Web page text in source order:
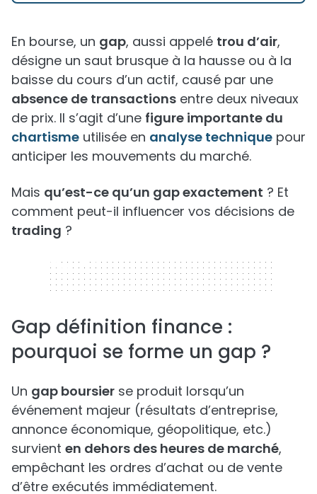
En bourse, un gap, aussi appelé trou d’air,
désigne un saut brusque à la hausse ou à la
baisse du cours d’un actif, causé par une
absence de transactions entre deux niveaux
de prix. Il s’agit d’une figure importante du
chartisme utilisée en analyse technique pour
anticiper les mouvements du marché.
Mais qu’est-ce qu’un gap exactement ? Et
comment peut-il influencer vos décisions de
trading ?
320 x 50
Gap définition finance :
pourquoi se forme un gap ?
Un gap boursier se produit lorsqu’un
événement majeur (résultats d’entreprise,
annonce économique, géopolitique, etc.)
survient en dehors des heures de marché,
empêchant les ordres d’achat ou de vente
d’être exécutés immédiatement.